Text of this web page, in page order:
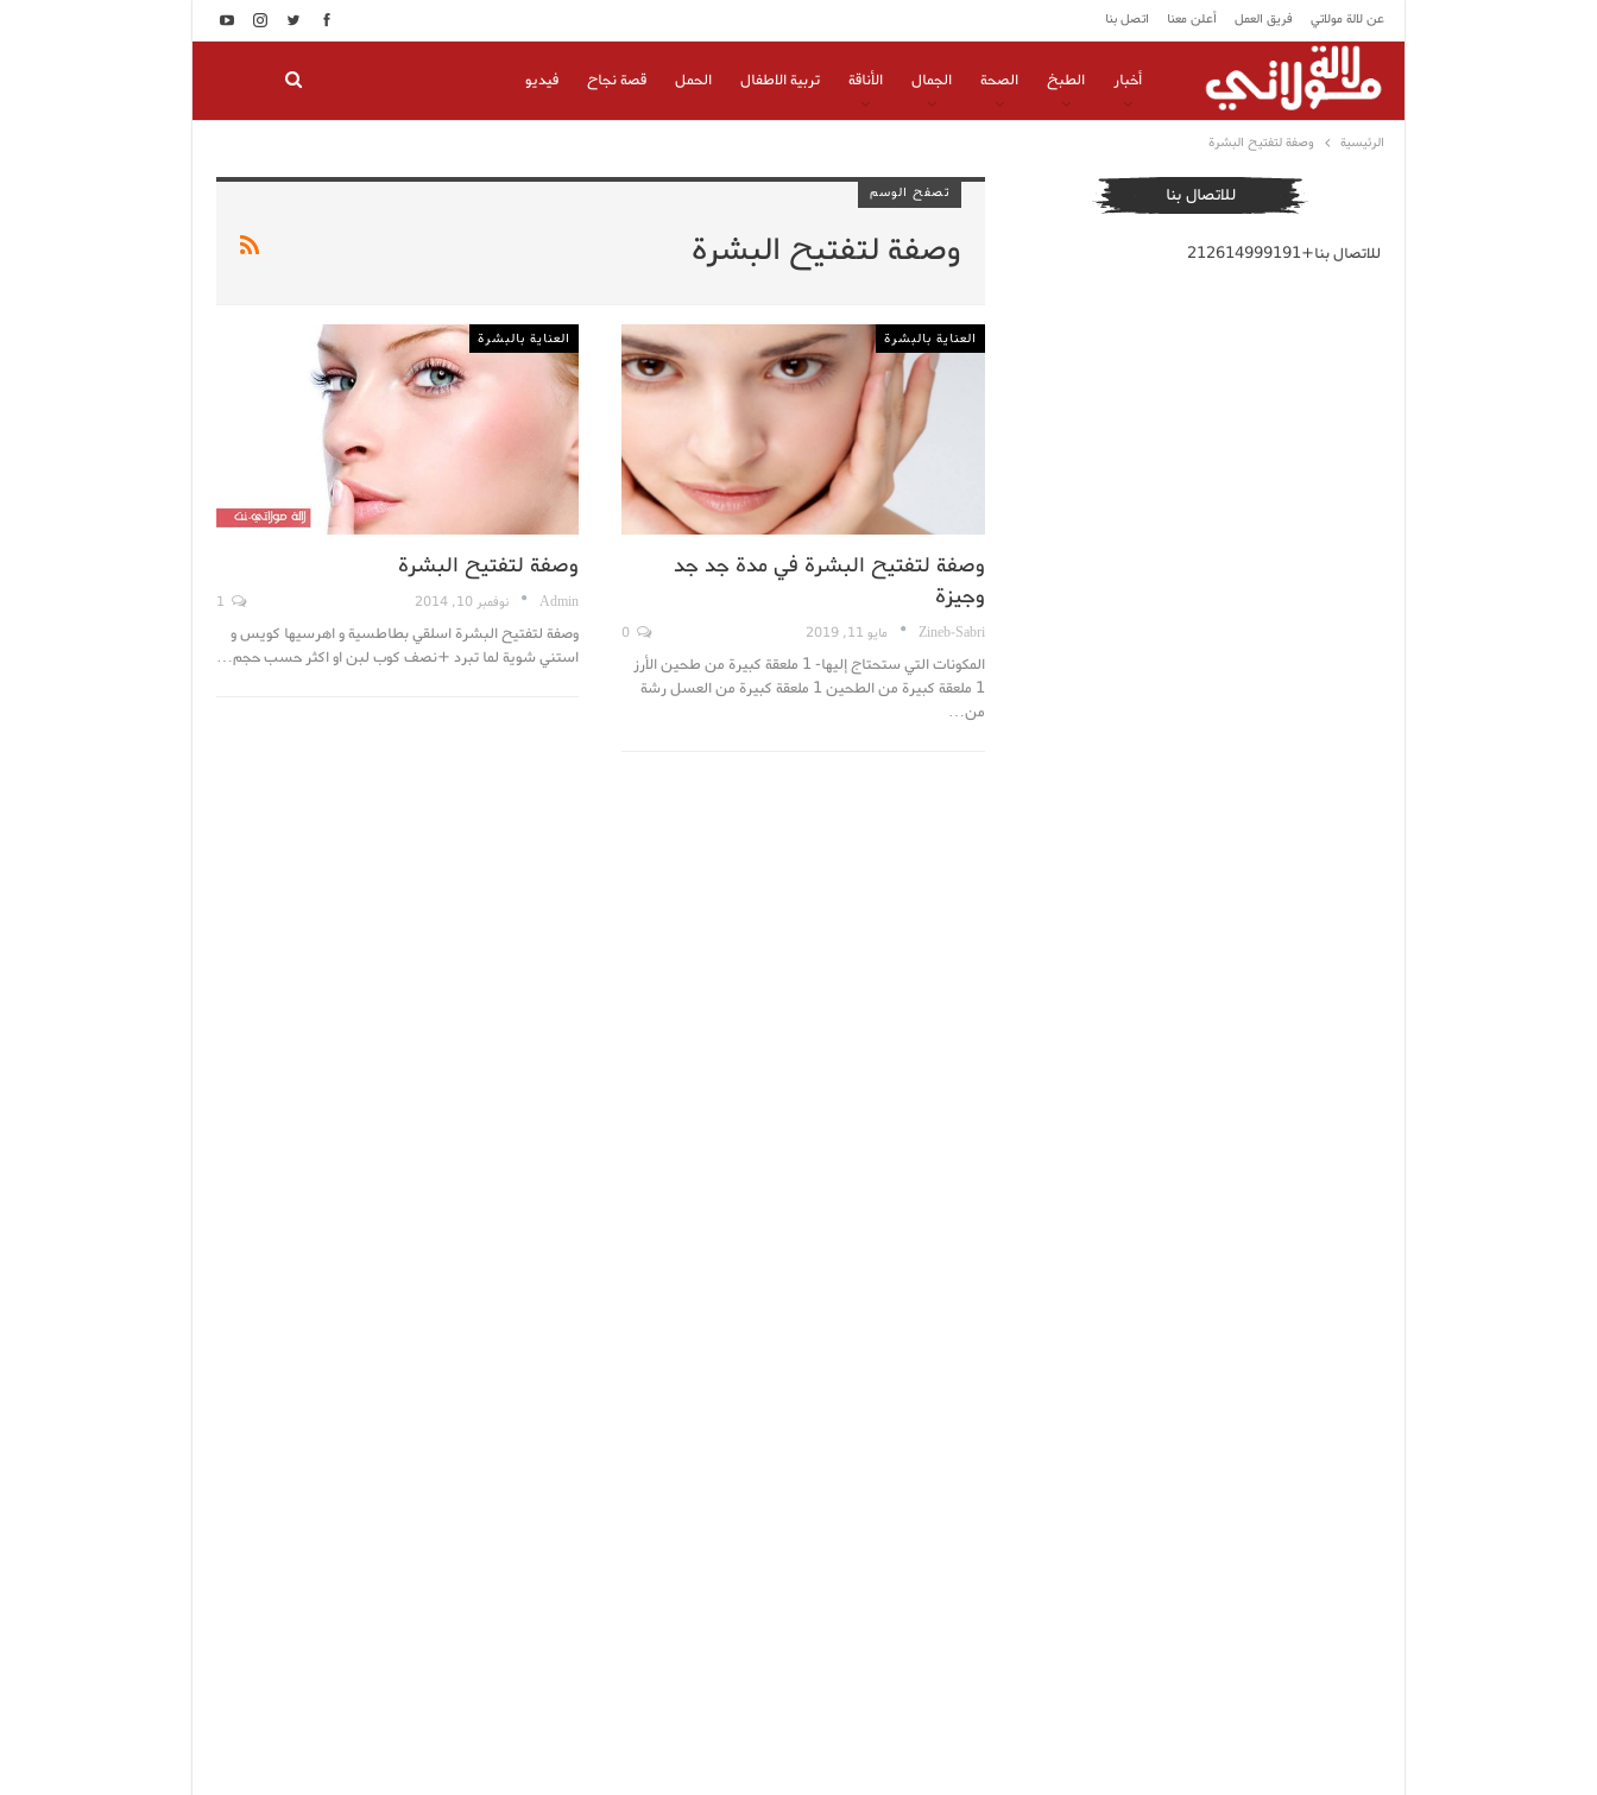
عن لالة مولاتي فريق العمل أعلن معنا اتصل بنا
أخبار الطبخ الصحة الجمال الأناقة تربية الاطفال الحمل قصة نجاح فيديو
الرئيسية وصفة لتفتيح البشرة
تصفح الوسم
وصفة لتفتيح البشرة
العناية بالبشرة
وصفة لتفتيح البشرة في مدة جد جد
وجيزة
Zineb-Sabri مايو 11, 2019
المكونات التي ستحتاج إليها- 1 ملعقة كبيرة من طحين الأرز
1 ملعقة كبيرة من الطحين 1 ملعقة كبيرة من العسل رشة
من…
العناية بالبشرة
وصفة لتفتيح البشرة
Admin نوفمبر 10, 2014
وصفة لتفتيح البشرة اسلقي بطاطسية و اهرسيها كويس و
استني شوية لما تبرد +نصف كوب لبن او اكثر حسب حجم…
للاتصال بنا
للاتصال بنا+212614999191